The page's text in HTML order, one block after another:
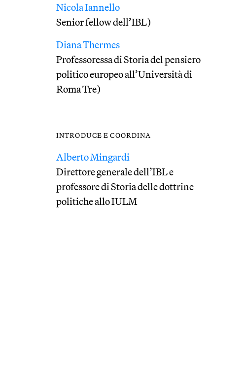
Nicola Iannello
Senior fellow dell’IBL)
Diana Thermes
Professoressa di Storia del pensiero
politico europeo all’Università di
Roma Tre)
INTRODUCE E COORDINA
Alberto Mingardi
Direttore generale dell’IBL e
professore di Storia delle dottrine
politiche allo IULM